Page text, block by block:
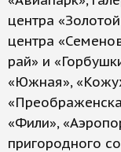
центра
центра
рай» и
«Южная»,
«Фили»,
пригородного